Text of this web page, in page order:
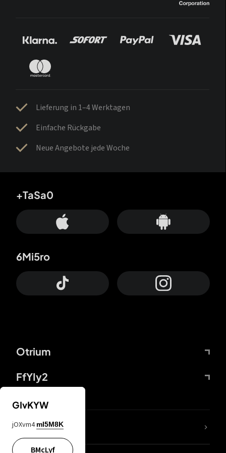
Lieferung in 1–4 Werktagen
Einfache Rückgabe
Neue Angebote jede Woche
Otrium
FfYIy2
+TaSa0
6Mi5ro
DDcvSo
GIvKYW
jOXvm4 mI5M8K
BMcLyf